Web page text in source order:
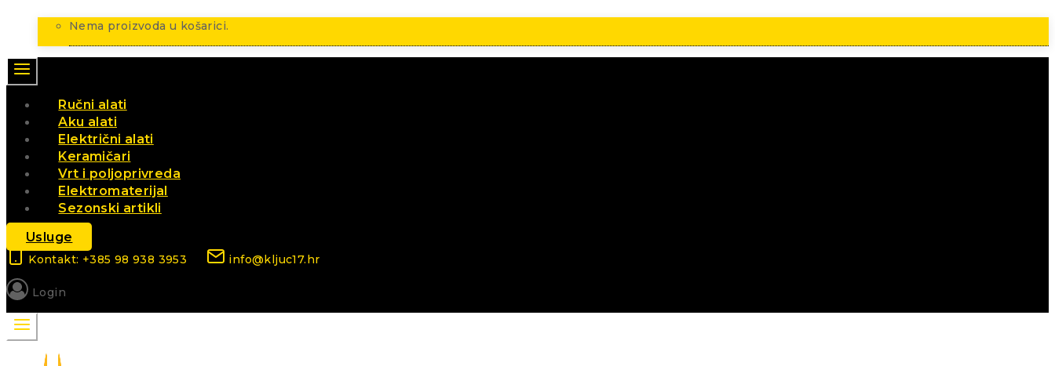
Nema proizvoda u košarici.
Ručni alati
Aku alati
Električni alati
Keramičari
Vrt i poljoprivreda
Elektromaterijal
Sezonski artikli
Usluge
Kontakt: +385 98 938 3953 info@kljuc17.hr
Login